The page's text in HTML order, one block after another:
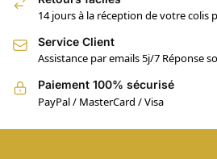
14 jours à la réception de votre colis
Service Client
Assistance par emails 5j/7 Réponse
Paiement 100% sécurisé
PayPal / MasterCard / Visa